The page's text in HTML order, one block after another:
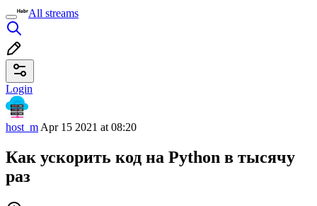
All streams
Login
host_m Apr 15 2021 at 08:20
Как ускорить код на Python в тысячу
раз